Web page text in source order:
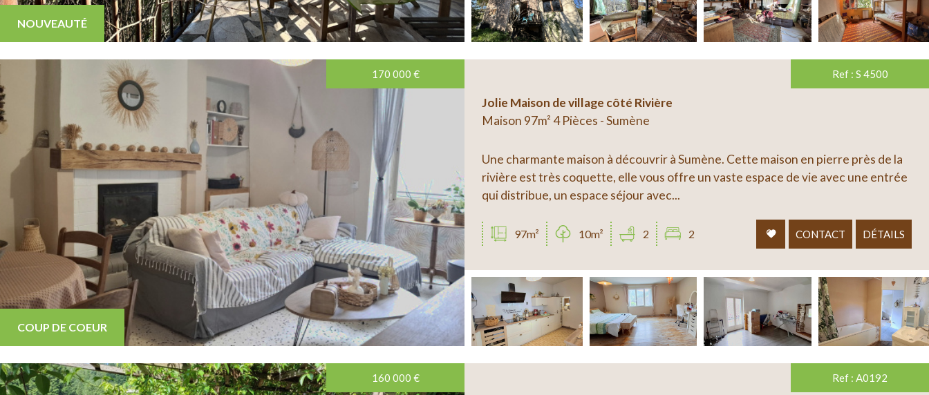
NOUVEAUTÉ
COUP DE COEUR
170 000 € Ref : S 4500
Jolie Maison de village côté Rivière
Maison 97m² 4 Pièces - Sumène
Une charmante maison à découvrir à Sumène. Cette maison en pierre près de la
rivière est très coquette, elle vous offre un vaste espace de vie avec une entrée
qui distribue, un espace séjour avec...
97m² 10m² 2 2 CONTACT DÉTAILS
160 000 € Ref : A0192